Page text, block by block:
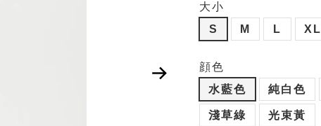
大小
S
M L XL
顔色
水藍色
純白色
淺草綠 光束黃